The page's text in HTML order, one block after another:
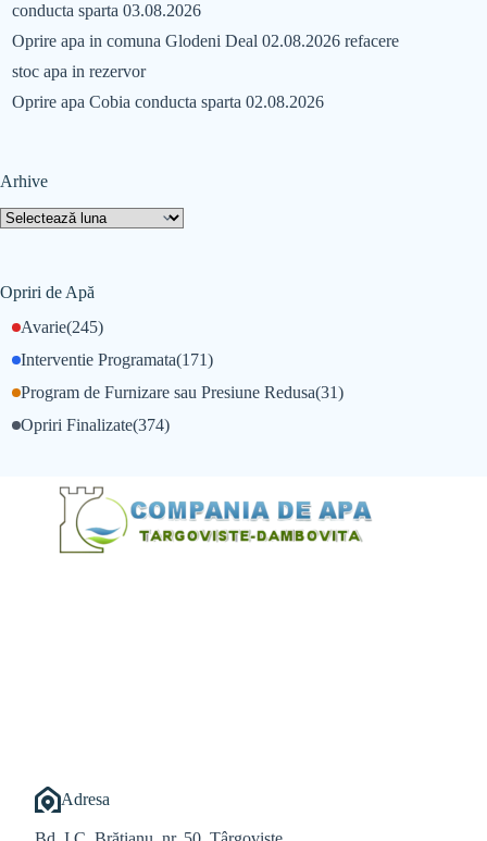
conducta sparta 03.08.2026
Oprire apa in comuna Glodeni Deal 02.08.2026 refacere
stoc apa in rezervor
Oprire apa Cobia conducta sparta 02.08.2026
Arhive
Opriri de Apă
Avarie(245)
Interventie Programata(171)
Opriri Finalizate(374)
Program de Furnizare sau Presiune Redusa(31)
Adresa